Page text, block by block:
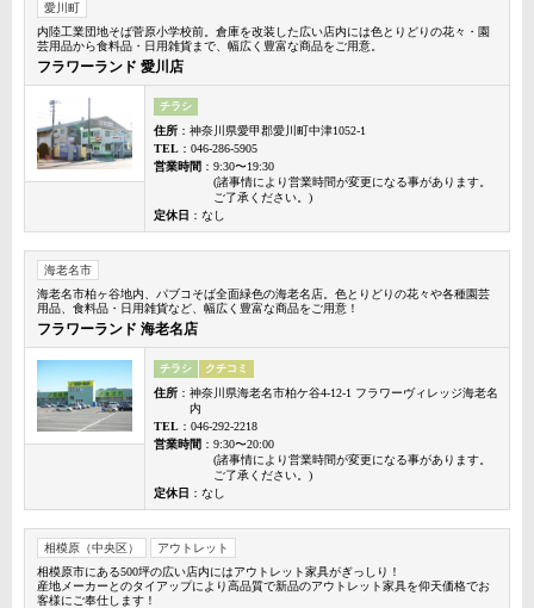
愛川町
内陸工業団地そば菅原小学校前。倉庫を改装した広い店内には色とりどりの花々・園
芸用品から食料品・日用雑貨まで、幅広く豊富な商品をご用意。
フラワーランド 愛川店
チラシ
住所 ：神奈川県愛甲郡愛川町中津1052-1
TEL ：046-286-5905
営業時間 ：9:30〜19:30
(諸事情により営業時間が変更になる事があります。
ご了承ください。)
定休日 ：なし
海老名市
海老名市柏ヶ谷地内、パブコそば全面緑色の海老名店。色とりどりの花々や各種園芸
用品、食料品・日用雑貨など、幅広く豊富な商品をご用意！
フラワーランド 海老名店
チラシ クチコミ
住所 ：神奈川県海老名市柏ケ谷4-12-1 フラワーヴィレッジ海老名
内
TEL ：046-292-2218
営業時間 ：9:30〜20:00
(諸事情により営業時間が変更になる事があります。
ご了承ください。)
定休日 ：なし
相模原（中央区）
アウトレット
相模原市にある500坪の広い店内にはアウトレット家具がぎっしり！
産地メーカーとのタイアップにより高品質で新品のアウトレット家具を仰天価格でお
客様にご奉仕します！